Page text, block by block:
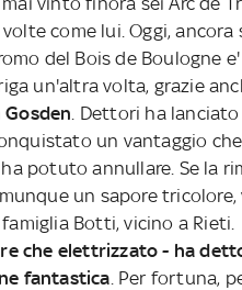
come lui. Oggi, ancora
del Bois de Boulogne
un'altra volta, grazie
. Dettori ha
un vantaggio
potuto annullare. Se la
un sapore
Botti, vicino a Rieti.
che elettrizzato - ha
fantastica . Per fortuna,